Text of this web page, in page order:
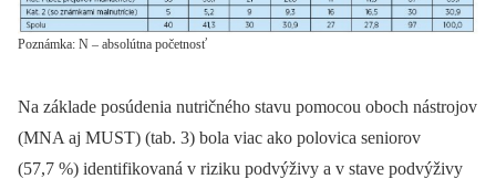
Poznámka: N – absolútna početnosť
Na základe posúdenia nutričného stavu pomocou oboch nástrojov
(MNA aj MUST) (tab. 3) bola viac ako polovica seniorov
(57,7 %) identifikovaná v riziku podvýživy a v stave podvýživy